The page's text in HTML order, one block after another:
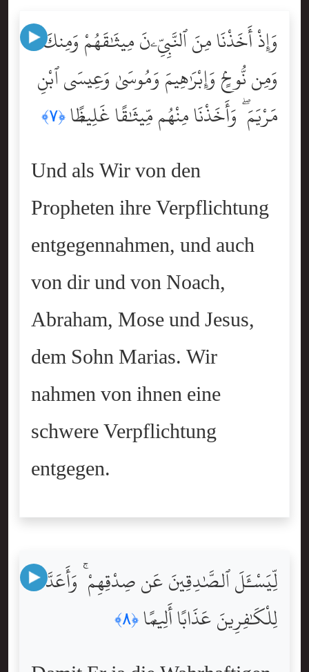
وَإِذْ أَخَذْنَا مِنَ ٱلنَّبِيِّۦنَ مِيثَٰقَهُمْ وَمِنكَ
وَمِن نُّوحٍۢ وَإِبْرَٰهِيمَ وَمُوسَىٰ وَعِيسَى ٱبْنِ
مَرْيَمَ ۖ وَأَخَذْنَا مِنْهُم مِّيثَٰقًا غَلِيظًۭا ﴿٧﴾
Und als Wir von den
Propheten ihre Verpflichtung
entgegennahmen, und auch
von dir und von Noach,
Abraham, Mose und Jesus,
dem Sohn Marias. Wir
nahmen von ihnen eine
schwere Verpflichtung
entgegen.
لِّيَسْـَٔلَ ٱلصَّٰدِقِينَ عَن صِدْقِهِمْ ۚ وَأَعَدَّ
لِلْكَٰفِرِينَ عَذَابًا أَلِيمًۭا ﴿٨﴾